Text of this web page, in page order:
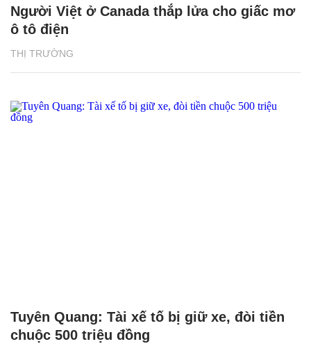
THỊ TRƯỜNG
Người Việt ở Canada thắp lửa cho giấc mơ
ô tô điện
Tuyên Quang: Tài xế tố bị giữ xe, đòi tiền
chuộc 500 triệu đồng